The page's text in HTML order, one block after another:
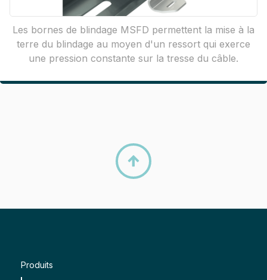
Les bornes de blindage MSFD permettent la mise à la
terre du blindage au moyen d'un ressort qui exerce
une pression constante sur la tresse du câble.

Produits